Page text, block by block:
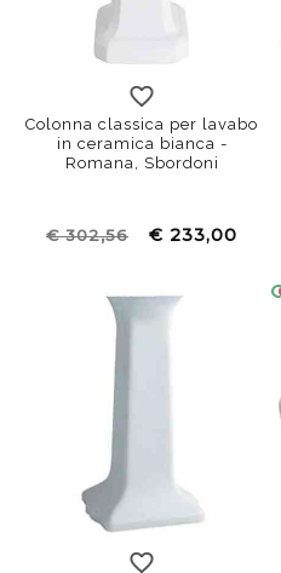
Colonna classica per lavabo
in ceramica bianca -
Romana, Sbordoni
€ 302,56 € 233,00